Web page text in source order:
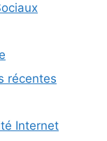
récentes
Internet